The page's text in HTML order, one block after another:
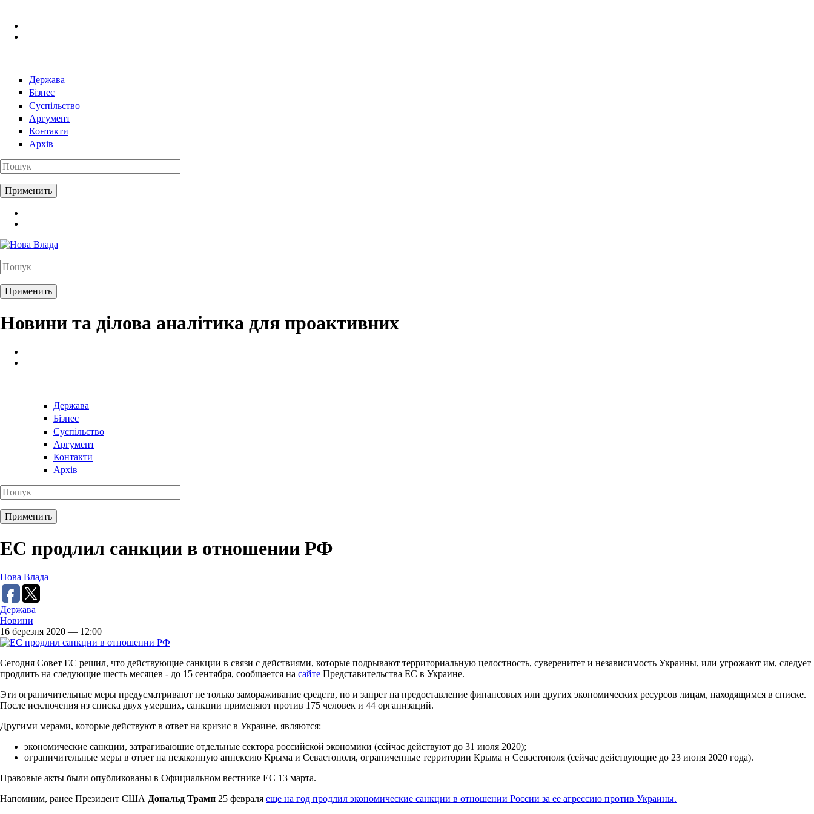
Держава
Бізнес
Суспільство
Аргумент
Контакти
Архів
Новини та ділова аналітика для проактивних
Держава
Бізнес
Суспільство
Аргумент
Контакти
Архів
ЕС продлил санкции в отношении РФ
Нова Влада
Держава
Новини
16 березня 2020 — 12:00
Сегодня Совет ЕС решил, что действующие санкции в связи с действиями, которые подрывают территориальную целостность, суверенитет и независимость Украины, или угрожают им, следует
продлить на следующие шесть месяцев - до 15 сентября, сообщается на сайте Представительства ЕС в Украине.
Эти ограничительные меры предусматривают не только замораживание средств, но и запрет на предоставление финансовых или других экономических ресурсов лицам, находящимся в списке.
После исключения из списка двух умерших, санкции применяют против 175 человек и 44 организаций.
Другими мерами, которые действуют в ответ на кризис в Украине, являются:
экономические санкции, затрагивающие отдельные сектора российской экономики (сейчас действуют до 31 июля 2020);
ограничительные меры в ответ на незаконную аннексию Крыма и Севастополя, ограниченные территории Крыма и Севастополя (сейчас действующие до 23 июня 2020 года).
Правовые акты были опубликованы в Официальном вестнике ЕС 13 марта.
Напомним, ранее Президент США Дональд Трамп 25 февраля еще на год продлил экономические санкции в отношении России за ее агрессию против Украины.